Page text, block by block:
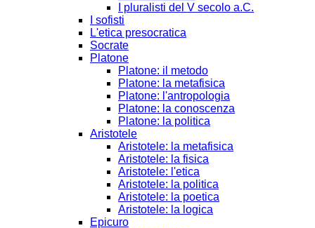
I pluralisti del V secolo a.C.
I sofisti
L'etica presocratica
Socrate
Platone
Platone: il metodo
Platone: la metafisica
Platone: l'antropologia
Platone: la conoscenza
Platone: la politica
Aristotele
Aristotele: la metafisica
Aristotele: la fisica
Aristotele: l'etica
Aristotele: la politica
Aristotele: la poetica
Aristotele: la logica
Epicuro